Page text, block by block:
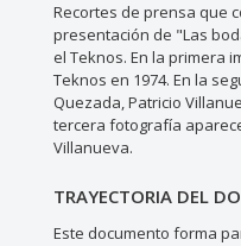
Recortes de prensa que
presentación de "Las
el Teknos. En la primera
Teknos en 1974. En la
Quezada, Patricio
tercera fotografía
Villanueva.
TRAYECTORIA DEL
Este documento forma